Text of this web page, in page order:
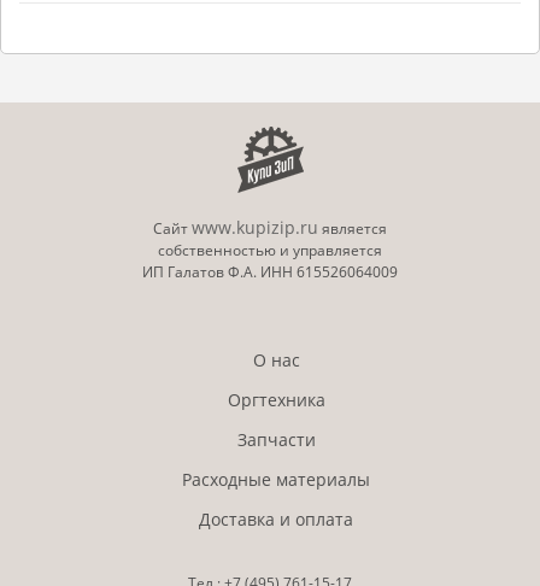
Сайтwww.kupizip.ru является
собственностью и управляется
ИП Галатов Ф.А. ИНН 615526064009
О нас
Оргтехника
Запчасти
Расходные материалы
Доставка и оплата